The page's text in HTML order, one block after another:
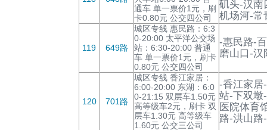
通车 单一票价1元，刷
卡0.80元 公交四公司
矶头-汉南
机场河-常
119 649路
城区专线 惠民路：6:3
0-20:00 太平洋公交场
站：6:30-20:00 普通
车 单一票价1元，刷卡
0.80元 公交四公司
-惠民路-
磨山口-汉
120 701路
城区专线 香江家居：
6:00-20:00 东湖：6:0
0-21:15 双层车1.50元
高等级车2元，刷卡 双
层车1.30元 高等级车
1.60元 公交三公司
-香江家居
站-下双墩
医院体育
路-洪山路